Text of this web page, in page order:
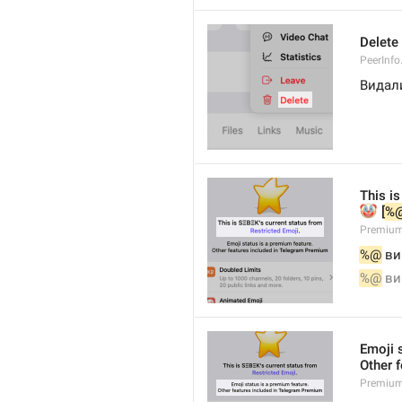
Delete
This
🤡
[
%@
%@
Emoji
Other